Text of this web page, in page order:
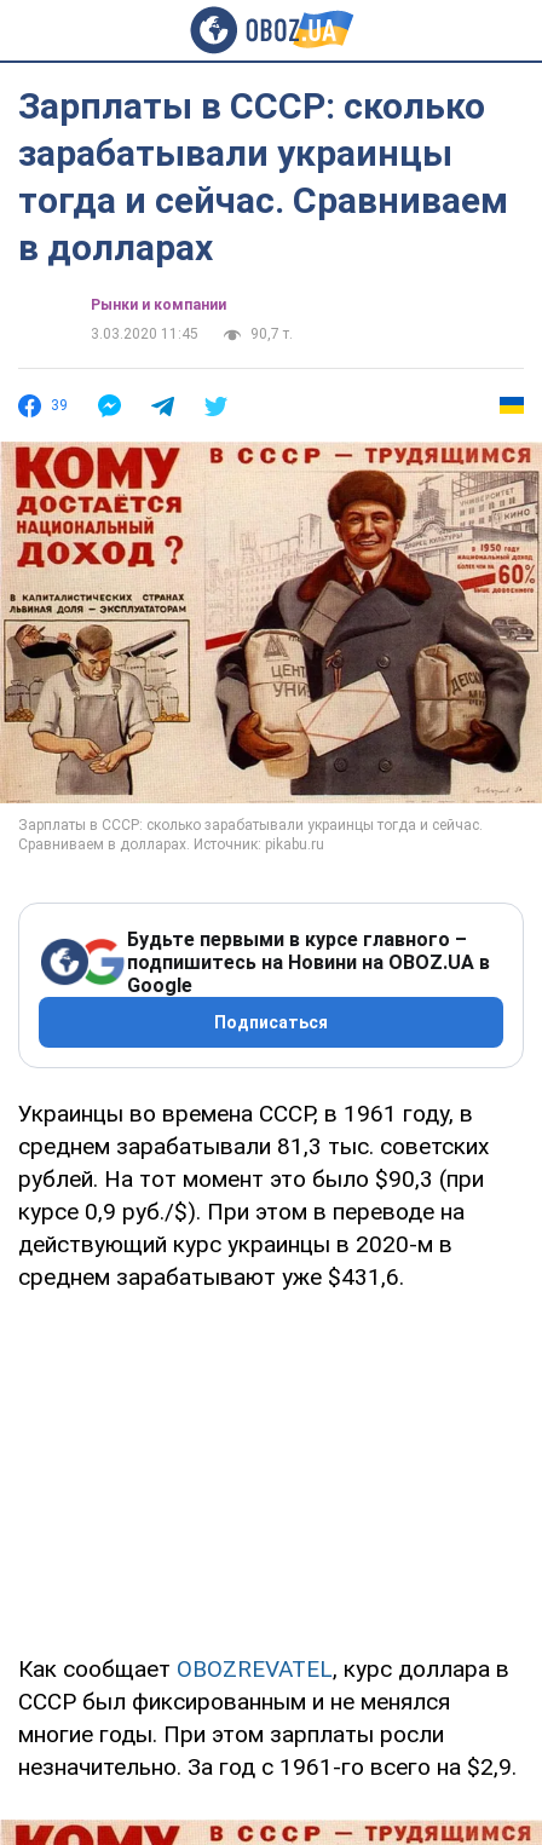
Зарплаты в СССР: сколько
зарабатывали украинцы
тогда и сейчас. Сравниваем
в долларах
Рынки и компании
3.03.2020 11:45
90,7 т.
39
Будьте первыми в курсе главного –
подпишитесь на Новини на OBOZ.UA в
Google
Подписаться
Украинцы во времена СССР, в 1961 году, в
среднем зарабатывали 81,3 тыс. советских
рублей. На тот момент это было $90,3 (при
курсе 0,9 руб./$). При этом в переводе на
действующий курс украинцы в 2020-м в
среднем зарабатывают уже $431,6.
Как сообщает OBOZREVATEL, курс доллара в
СССР был фиксированным и не менялся
многие годы. При этом зарплаты росли
незначительно. За год с 1961-го всего на $2,9.